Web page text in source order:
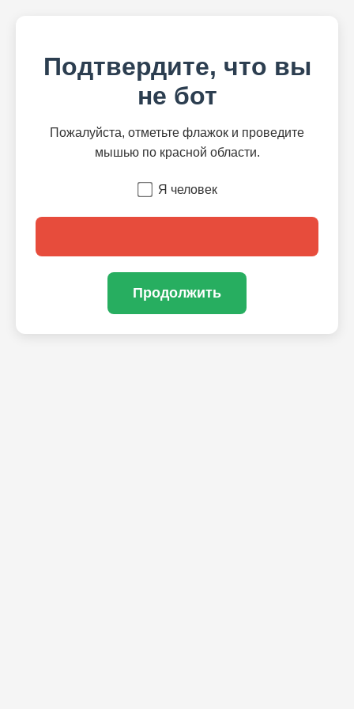
Подтвердите, что вы
не бот
Пожалуйста, отметьте флажок и проведите
мышью по красной области.
Я человек
Продолжить